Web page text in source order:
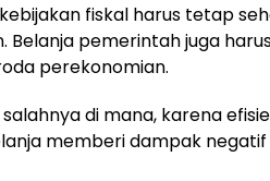
fiskal harus tetap
Belanja pemerintah juga
perekonomian.
di mana, karena
memberi dampak